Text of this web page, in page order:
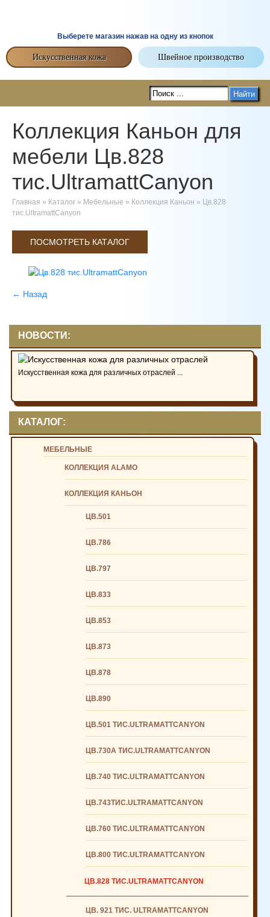
Выберете магазин нажав на одну из кнопок
Искусственная кожа Швейное производство
Найти
НОВОСТИ:
Искусственная кожа для различных отраслей ...
КАТАЛОГ:
МЕБЕЛЬНЫЕ
КОЛЛЕКЦИЯ ALAMO
КОЛЛЕКЦИЯ КАНЬОН
ЦВ.501
ЦВ.786
ЦВ.797
ЦВ.833
ЦВ.853
ЦВ.873
ЦВ.878
ЦВ.890
ЦВ.501 ТИС.ULTRAMATTCANYON
ЦВ.730А ТИС.ULTRAMATTCANYON
ЦВ.740 ТИС.ULTRAMATTCANYON
ЦВ.743ТИС.ULTRAMATTCANYON
ЦВ.760 ТИС.ULTRAMATTCANYON
ЦВ.800 ТИС.ULTRAMATTCANYON
ЦВ.828 ТИС.ULTRAMATTCANYON
ЦВ. 921 ТИС. ULTRAMATTCANYON
Коллекция Каньон для
мебели Цв.828
тис.UltramattCanyon
Главная » Каталог » Мебельные » Коллекция Каньон » Цв.828
тис.UltramattCanyon
ПОСМОТРЕТЬ КАТАЛОГ
← Назад